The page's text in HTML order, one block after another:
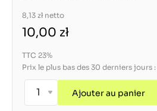
8,13 zł netto
10,00 zł
TTC 23%
Prix le plus bas des 30 derniers jours :
Ajouter au panier